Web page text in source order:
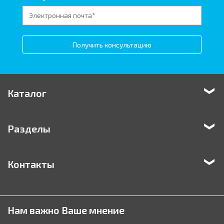
Получить консультацию
Каталог
Разделы
Контакты
Нам важно Ваше мнение